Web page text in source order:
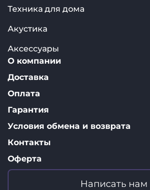
Написать нам
Техника для дома
Акустика
Аксессуары
О компании
Доставка
Оплата
Гарантия
Условия обмена и возврата
Контакты
Оферта